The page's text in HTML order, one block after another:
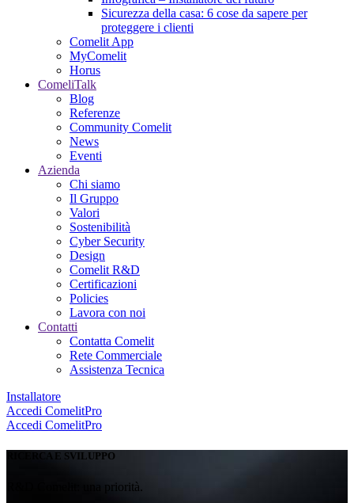
Sicurezza della casa: 6 cose da sapere per
proteggere i clienti
Comelit App
MyComelit
Horus
ComeliTalk
Blog
Referenze
Community Comelit
News
Eventi
Azienda
Chi siamo
Il Gruppo
Valori
Sostenibilità
Cyber Security
Design
Comelit R&D
Certificazioni
Policies
Lavora con noi
Contatti
Contatta Comelit
Rete Commerciale
Assistenza Tecnica
Installatore
Accedi ComelitPro
Accedi ComelitPro
RICERCA E SVILUPPO
R&D Comelit: una priorità.